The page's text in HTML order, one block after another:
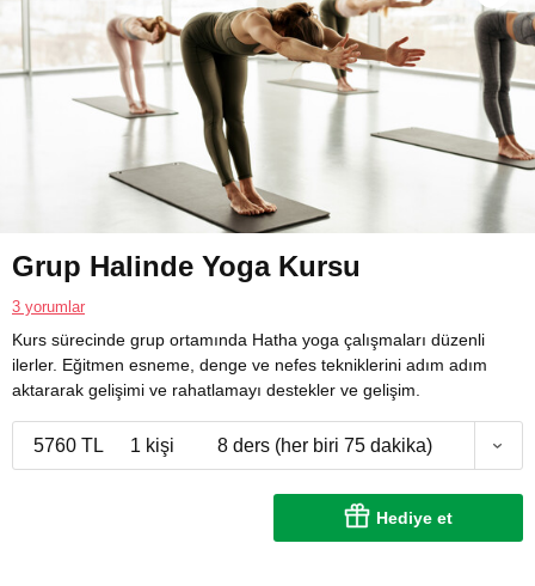
Grup Halinde Yoga Kursu
3 yorumlar
Kurs sürecinde grup ortamında Hatha yoga çalışmaları düzenli
ilerler. Eğitmen esneme, denge ve nefes tekniklerini adım adım
aktararak gelişimi ve rahatlamayı destekler ve gelişim.
5760 TL 1 kişi 8 ders (her biri 75 dakika)
Hediye et